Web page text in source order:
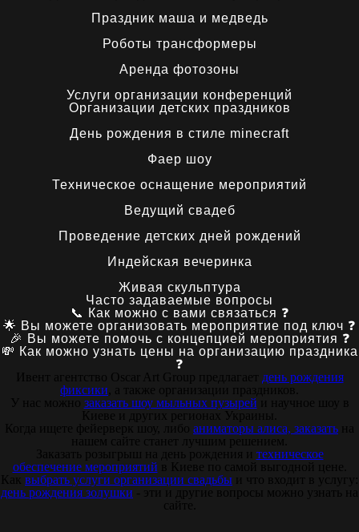
Праздник маша и медведь
Роботы трансформеры
Аренда фотозоны
Услуги организации конференций
Организации детских праздников
День рождения в стиле minecraft
Фаер шоу
Техническое оснащение мероприятий
Ведущий свадеб
Проведение детских дней рождений
Индейская вечеринка
Живая скульптура
Часто задаваемые вопросы
📞 Как можно с вами связаться ❓
🌟 Вы можете организовать мероприятие под ключ ❓
🎉 Вы можете помочь с концепцией мероприятия ❓
💸 Как можно узнать цены на организацию праздника
❓
день рождения
фиксики
заказать шоу мыльных пузырей
аниматоры алиса, заказать
техническое
обеспечение мероприятий
выбрать услуги организации свадьбы
день рождения золушки